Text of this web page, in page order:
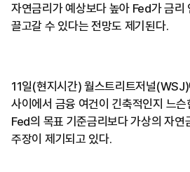
자연금리가 예상보다 높아 Fed가 금리
끌고갈 수 있다는 전망도 제기된다.
11일(현지시간) 월스트리트저널
사이에서 금융 여건이 긴축적인지 느슨
Fed의 목표 기준금리보다 가상의 자연
주장이 제기되고 있다.